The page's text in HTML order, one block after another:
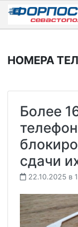
Skip
content
НОМЕРА
Более
сдачи
22.10.2025 в